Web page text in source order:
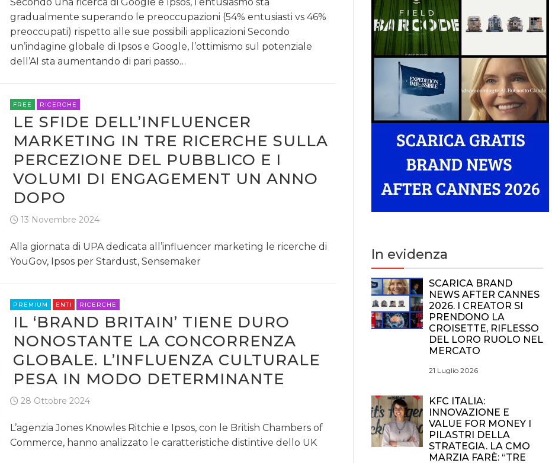
gradualmente superando le preoccupazioni (54% entusiasti vs 46%
preoccupati) rispetto alle sue possibili applicazioni Secondo
un’indagine globale di Ipsos e Google, l’ottimismo sul potenziale
dell’AI sta aumentando di pari passo…
FREE RICERCHE
LE SFIDE DELL’INFLUENCER
MARKETING IN TRE RICERCHE SULLA
PERCEZIONE DEL PUBBLICO E I
VOLUMI DI ENGAGEMENT UN ANNO
DOPO
13 Novembre 2024
Alla giornata di UPA dedicata all’influencer marketing le ricerche di
YouGov, Ipsos per Stardust, Sensemaker
PREMIUM ENTI RICERCHE
IL ‘BRAND BRITAIN’ TIENE DURO
NONOSTANTE LA CONCORRENZA
GLOBALE. L’INFLUENZA CULTURALE
PESA IN MODO DETERMINANTE
28 Ottobre 2024
L’agenzia Jones Knowles Ritchie e Ipsos, con le British Chambers of
Commerce, hanno analizzato le caratteristiche distintive dello UK
In evidenza
SCARICA BRAND
NEWS AFTER CANNES
2026. I CREATOR SI
PRENDONO LA
CROISETTE, RIFLESSO
DEL LORO RUOLO NEL
MERCATO
21 Luglio 2026
KFC ITALIA:
INNOVAZIONE E
VALUE FOR MONEY I
PILASTRI DELLA
STRATEGIA. LA CMO
MARZIA FARÈ: “TRE